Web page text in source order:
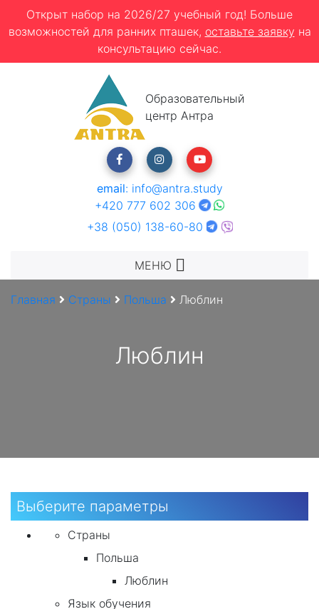
Открыт набор на 2026/27 учебный год! Больше
возможностей для ранних пташек, оставьте заявку на
консультацию сейчас.
Образовательный
центр Антра
email: info@antra.study
+420 777 602 306
+38 (050) 138-60-80
МЕНЮ
Главная Страны Польша Люблин
Люблин
Выберите параметры
Страны
Польша
Люблин
Язык обучения